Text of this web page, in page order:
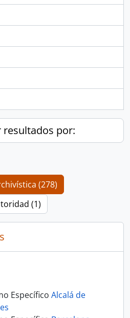
resultados por:
(278)
(1)
Específico Alcalá de